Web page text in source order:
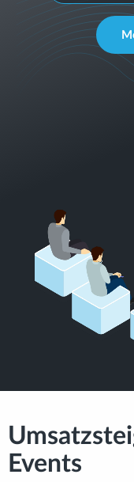
Events